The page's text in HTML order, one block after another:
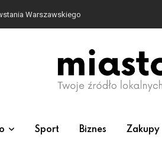
Warszawskiego
Sport Biznes Zakupy